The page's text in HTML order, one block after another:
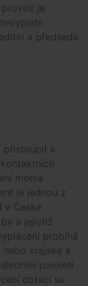
je
a předseda
přistoupit k
mohla
je jednou z
v České
a jejichž
probíhá
krajské a
pololetí
dotací se